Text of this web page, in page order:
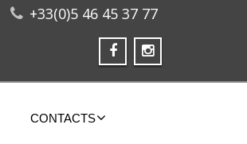
+33(0)5 46 45 37 77
CONTACTS